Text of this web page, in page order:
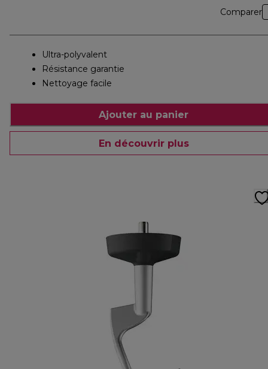
Comparer
Ultra-polyvalent
Résistance garantie
Nettoyage facile
Ajouter au panier
En découvrir plus